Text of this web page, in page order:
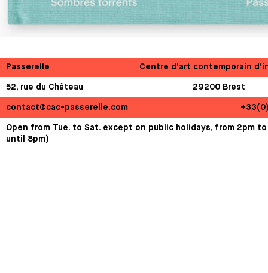
Passerelle Centre d’art contemporain
52, rue du Château 29200 Brest
contact@cac-passerelle.com
Open from Tue. to Sat. except on public holidays, from 2pm to
until 8pm)